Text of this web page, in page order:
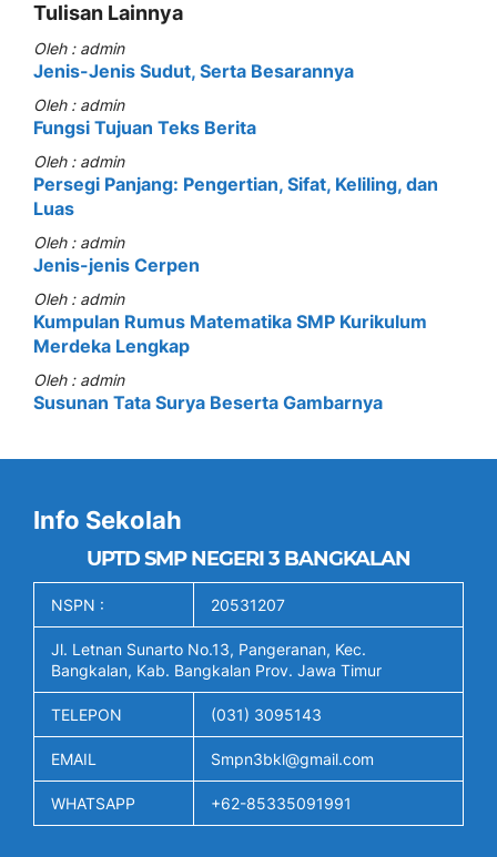
Tulisan Lainnya
Oleh : admin
Jenis-Jenis Sudut, Serta Besarannya
Oleh : admin
Fungsi Tujuan Teks Berita
Oleh : admin
Persegi Panjang: Pengertian, Sifat, Keliling, dan
Luas
Oleh : admin
Jenis-jenis Cerpen
Oleh : admin
Kumpulan Rumus Matematika SMP Kurikulum
Merdeka Lengkap
Oleh : admin
Susunan Tata Surya Beserta Gambarnya
Info Sekolah
UPTD SMP NEGERI 3 BANGKALAN
NSPN : 20531207
Jl. Letnan Sunarto No.13, Pangeranan, Kec.
Bangkalan, Kab. Bangkalan Prov. Jawa Timur
TELEPON (031) 3095143
EMAIL Smpn3bkl@gmail.com
WHATSAPP +62-85335091991